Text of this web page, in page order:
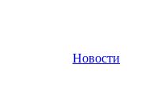
Новости